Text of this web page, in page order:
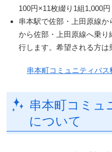
100円×11枚綴り1組1,000円
串本駅で佐部・上田原線
から佐部・上田原線へ乗
行します。希望される方は
串本町コミュニティバス
串本町コミュ
について